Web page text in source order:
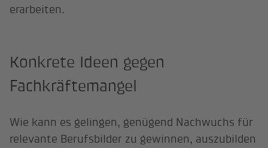
erarbeiten.
Konkrete Ideen gegen
Fachkräftemangel
Wie kann es gelingen, genügend Nachwuchs für
relevante Berufsbilder zu gewinnen, auszubilden